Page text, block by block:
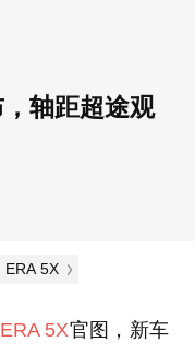
轴距超途观
ERA 5X
5X官图，新车